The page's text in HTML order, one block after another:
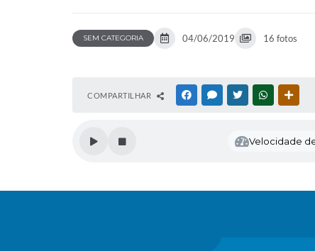
SEM CATEGORIA 04/06/2019 16 fotos
COMPARTILHAR FACEBOOKMESSENGER
TWITTERWHATSAPP
Velocidade